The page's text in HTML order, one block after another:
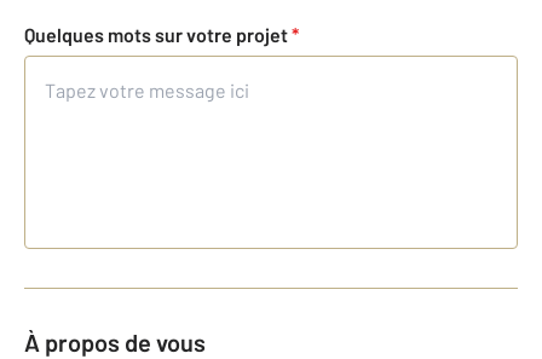
Quelques mots sur votre projet*
À propos de vous